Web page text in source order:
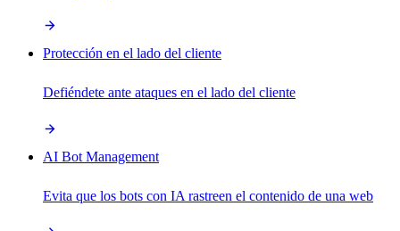
Protección en el lado del cliente
Defiéndete ante ataques en el lado del cliente
AI Bot Management
Evita que los bots con IA rastreen el contenido de una web